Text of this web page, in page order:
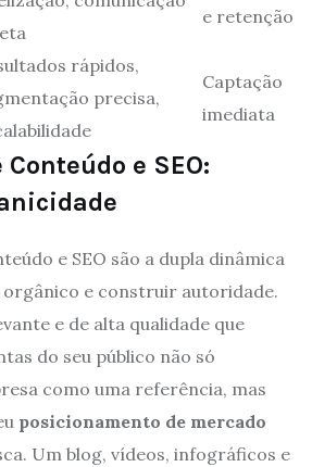
e retenção
rápidos,
precisa,
Captação
imediata
e SEO:
e SEO são a dupla dinâmica
e construir autoridade.
e de alta qualidade que
do seu público não só
como uma referência, mas
posicionamento de mercado
Um blog, vídeos, infográficos e